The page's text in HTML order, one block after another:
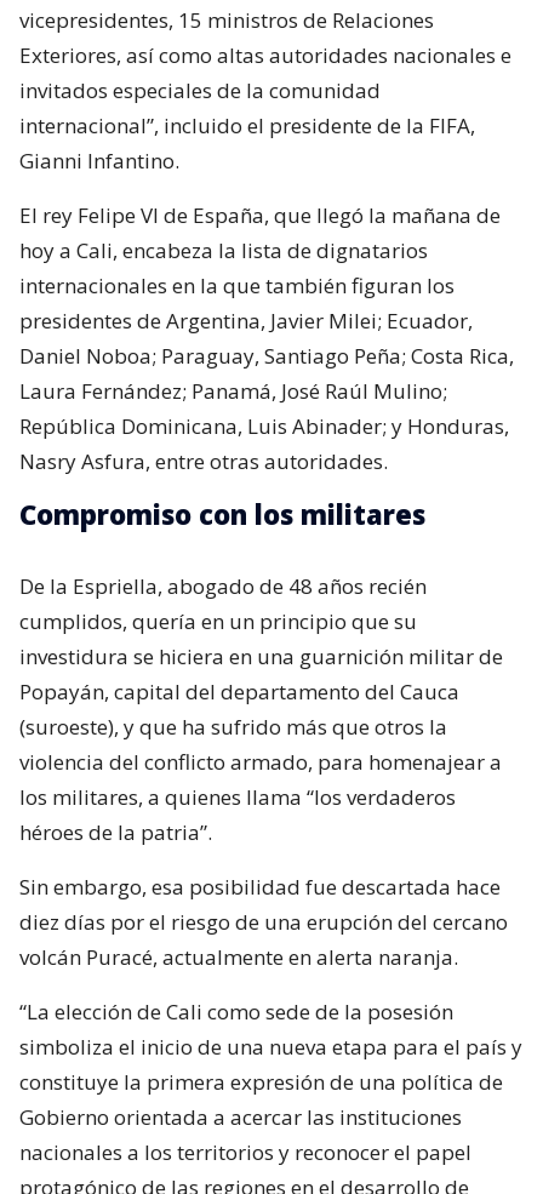
vicepresidentes, 15 ministros de Relaciones
Exteriores, así como altas autoridades nacionales e
invitados especiales de la comunidad
internacional”, incluido el presidente de la FIFA,
Gianni Infantino.
El rey Felipe VI de España, que llegó la mañana de
hoy a Cali, encabeza la lista de dignatarios
internacionales en la que también figuran los
presidentes de Argentina, Javier Milei; Ecuador,
Daniel Noboa; Paraguay, Santiago Peña; Costa Rica,
Laura Fernández; Panamá, José Raúl Mulino;
República Dominicana, Luis Abinader; y Honduras,
Nasry Asfura, entre otras autoridades.
Compromiso con los militares
De la Espriella, abogado de 48 años recién
cumplidos, quería en un principio que su
investidura se hiciera en una guarnición militar de
Popayán, capital del departamento del Cauca
(suroeste), y que ha sufrido más que otros la
violencia del conflicto armado, para homenajear a
los militares, a quienes llama “los verdaderos
héroes de la patria”.
Sin embargo, esa posibilidad fue descartada hace
diez días por el riesgo de una erupción del cercano
volcán Puracé, actualmente en alerta naranja.
“La elección de Cali como sede de la posesión
simboliza el inicio de una nueva etapa para el país y
constituye la primera expresión de una política de
Gobierno orientada a acercar las instituciones
nacionales a los territorios y reconocer el papel
protagónico de las regiones en el desarrollo de